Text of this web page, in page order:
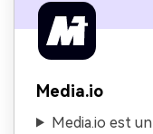
Media.io
Media.io est